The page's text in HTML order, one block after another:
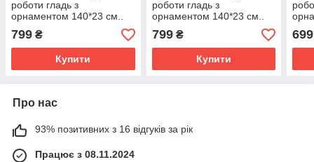
роботи гладь з
орнаментом 140*23 см..
799 ₴
Купити
роботи гладь з
орнаментом 140*23 см..
799₴
Купити
699
Про нас
93% позитивних з 16 відгуків за рік
Працює з 08.11.2024